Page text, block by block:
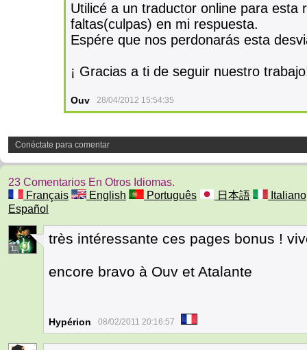
Utilicé a un traductor online para esta
faltas(culpas) en mi respuesta.
Espére que nos perdonarás esta
¡ Gracias a ti de seguir nuestro
Ouv 28/04/2012 15:54:35
Conéctate para comentar
23 Comentarios En Otros Idiomas.
Français
English Português 日本語
Italiano
Español
11
très intéressante ces pages bonus !
encore bravo à Ouv et Atalante
Hypérion 08/02/2011 20:16:57